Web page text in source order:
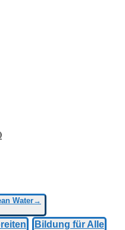
Water→
Bildung für Alle